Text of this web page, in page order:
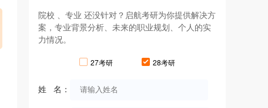
院校 、专业 还没针对？启航考研为你提供解决方
案，专业背景分析、未来的职业规划、个人的实
力情况。
27考研 28考研
姓 名：